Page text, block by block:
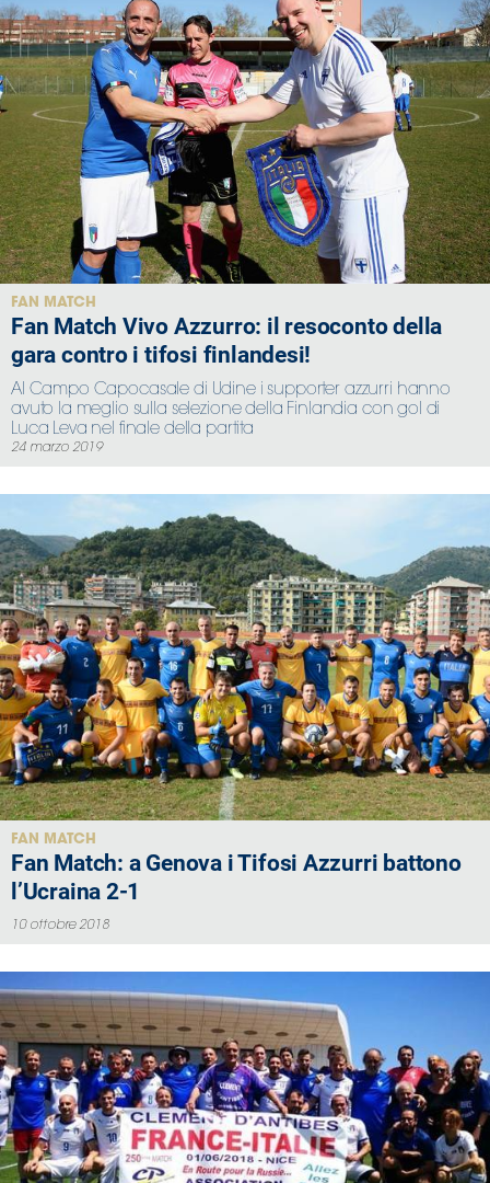
FAN MATCH
Fan Match Vivo Azzurro: il resoconto della
gara contro i tifosi finlandesi!
Al Campo Capocasale di Udine i supporter azzurri hanno
avuto la meglio sulla selezione della Finlandia con gol di
Luca Leva nel finale della partita
24 marzo 2019
FAN MATCH
Fan Match: a Genova i Tifosi Azzurri battono
l’Ucraina 2-1
10 ottobre 2018